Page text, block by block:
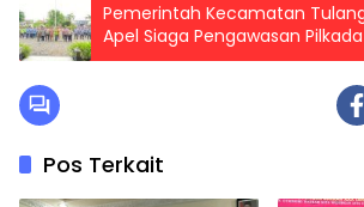
Pemerintah Kecamatan
Apel Siaga Pengawasan
Pos Terkait